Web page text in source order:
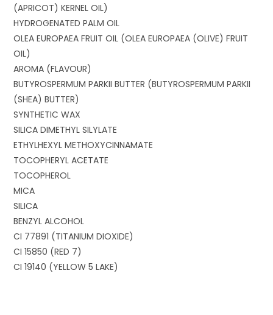
(APRICOT) KERNEL OIL)
HYDROGENATED PALM OIL
OLEA EUROPAEA FRUIT OIL (OLEA EUROPAEA (OLIVE) FRUIT
OIL)
AROMA (FLAVOUR)
BUTYROSPERMUM PARKII BUTTER (BUTYROSPERMUM PARKII
(SHEA) BUTTER)
SYNTHETIC WAX
SILICA DIMETHYL SILYLATE
ETHYLHEXYL METHOXYCINNAMATE
TOCOPHERYL ACETATE
TOCOPHEROL
MICA
SILICA
BENZYL ALCOHOL
CI 77891 (TITANIUM DIOXIDE)
CI 15850 (RED 7)
CI 19140 (YELLOW 5 LAKE)